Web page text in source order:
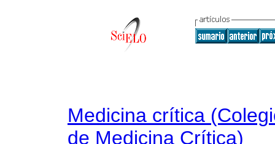
Medicina crítica
de Medicina Crítica)